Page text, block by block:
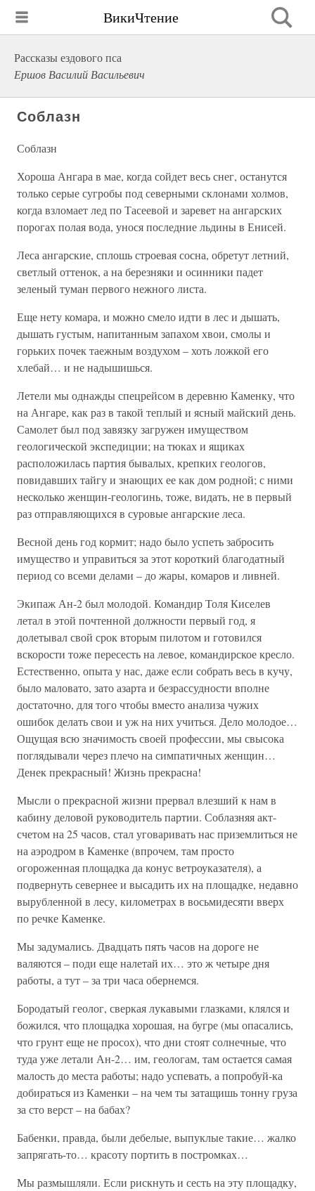
ВикиЧтение
Рассказы ездового пса
Ершов Василий Васильевич
Соблазн
Соблазн
Хороша Ангара в мае, когда сойдет весь снег, останутся
только серые сугробы под северными склонами холмов,
когда взломает лед по Тасеевой и заревет на ангарских
порогах полая вода, унося последние льдины в Енисей.
Леса ангарские, сплошь строевая сосна, обретут летний,
светлый оттенок, а на березняки и осинники падет
зеленый туман первого нежного листа.
Еще нету комара, и можно смело идти в лес и дышать,
дышать густым, напитанным запахом хвои, смолы и
горьких почек таежным воздухом – хоть ложкой его
хлебай… и не надышишься.
Летели мы однажды спецрейсом в деревню Каменку, что
на Ангаре, как раз в такой теплый и ясный майский день.
Самолет был под завязку загружен имуществом
геологической экспедиции; на тюках и ящиках
расположилась партия бывалых, крепких геологов,
повидавших тайгу и знающих ее как дом родной; с ними
несколько женщин-геологинь, тоже, видать, не в первый
раз отправляющихся в суровые ангарские леса.
Весной день год кормит; надо было успеть забросить
имущество и управиться за этот короткий благодатный
период со всеми делами – до жары, комаров и ливней.
Экипаж Ан-2 был молодой. Командир Толя Киселев
летал в этой почтенной должности первый год, я
долетывал свой срок вторым пилотом и готовился
вскорости тоже пересесть на левое, командирское кресло.
Естественно, опыта у нас, даже если собрать весь в кучу,
было маловато, зато азарта и безрассудности вполне
достаточно, для того чтобы вместо анализа чужих
ошибок делать свои и уж на них учиться. Дело молодое…
Ощущая всю значимость своей профессии, мы свысока
поглядывали через плечо на симпатичных женщин…
Денек прекрасный! Жизнь прекрасна!
Мысли о прекрасной жизни прервал влезший к нам в
кабину деловой руководитель партии. Соблазняя акт-
счетом на 25 часов, стал уговаривать нас приземлиться не
на аэродром в Каменке (впрочем, там просто
огороженная площадка да конус ветроуказателя), а
подвернуть севернее и высадить их на площадке, недавно
вырубленной в лесу, километрах в восьмидесяти вверх
по речке Каменке.
Мы задумались. Двадцать пять часов на дороге не
валяются – поди еще налетай их… это ж четыре дня
работы, а тут – за три часа обернемся.
Бородатый геолог, сверкая лукавыми глазками, клялся и
божился, что площадка хорошая, на бугре (мы опасались,
что грунт еще не просох), что дни стоят солнечные, что
туда уже летали Ан-2… им, геологам, там остается самая
малость до места работы; надо успевать, а попробуй-ка
добираться из Каменки – на чем ты затащишь тонну груза
за сто верст – на бабах?
Бабенки, правда, были дебелые, выпуклые такие… жалко
запрягать-то… красоту портить в постромках…
Мы размышляли. Если рискнуть и сесть на эту площадку,